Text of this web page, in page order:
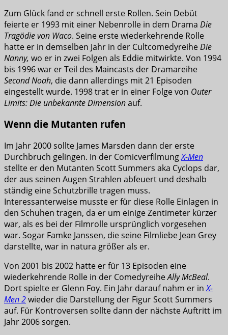
Zum Glück fand er schnell erste Rollen. Sein Debüt
feierte er 1993 mit einer Nebenrolle in dem Drama Die
Tragödie von Waco. Seine erste wiederkehrende Rolle
hatte er in demselben Jahr in der CultcomedyreiheDie
Nanny, wo er in zwei Folgen als Eddie mitwirkte. Von 1994
bis 1996 war er Teil des Maincasts der Dramareihe
Second Noah, die dann allerdings mit 21 Episoden
eingestellt wurde. 1998 trat er in einer Folge von Outer
Limits: Die unbekannte Dimensionauf.
Wenn die Mutanten rufen
Im Jahr 2000 sollte James Marsden dann der erste
Durchbruch gelingen. In der ComicverfilmungX-Men
stellte er den Mutanten Scott Summers aka Cyclops dar,
der aus seinen Augen Strahlen abfeuert und deshalb
ständig eine Schutzbrille tragen muss.
Interessanterweise musste er für diese Rolle Einlagen in
den Schuhen tragen, da er um einige Zentimeter kürzer
war, als es bei der Filmrolle ursprünglich vorgesehen
war. Sogar Famke Janssen, die seine Filmliebe Jean Grey
darstellte, war in natura größer als er.
Von 2001 bis 2002 hatte er für 13 Episoden eine
wiederkehrende Rolle in der ComedyreiheAlly McBeal.
Dort spielte er Glenn Foy. Ein Jahr darauf nahm er inX-
Men 2wieder die Darstellung der Figur Scott Summers
auf. Für Kontroversen sollte dann der nächste Auftritt im
Jahr 2006 sorgen.